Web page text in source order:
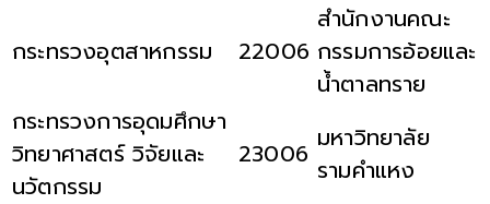
กระทรวงอุตสาหกรรม 22006
สำนักงานคณะ
กรรมการอ้อยและ
น้ำตาลทราย
กระทรวงการอุดมศึกษา
วิทยาศาสตร์ วิจัยและ
นวัตกรรม
23006 มหาวิทยาลัย
รามคำแหง